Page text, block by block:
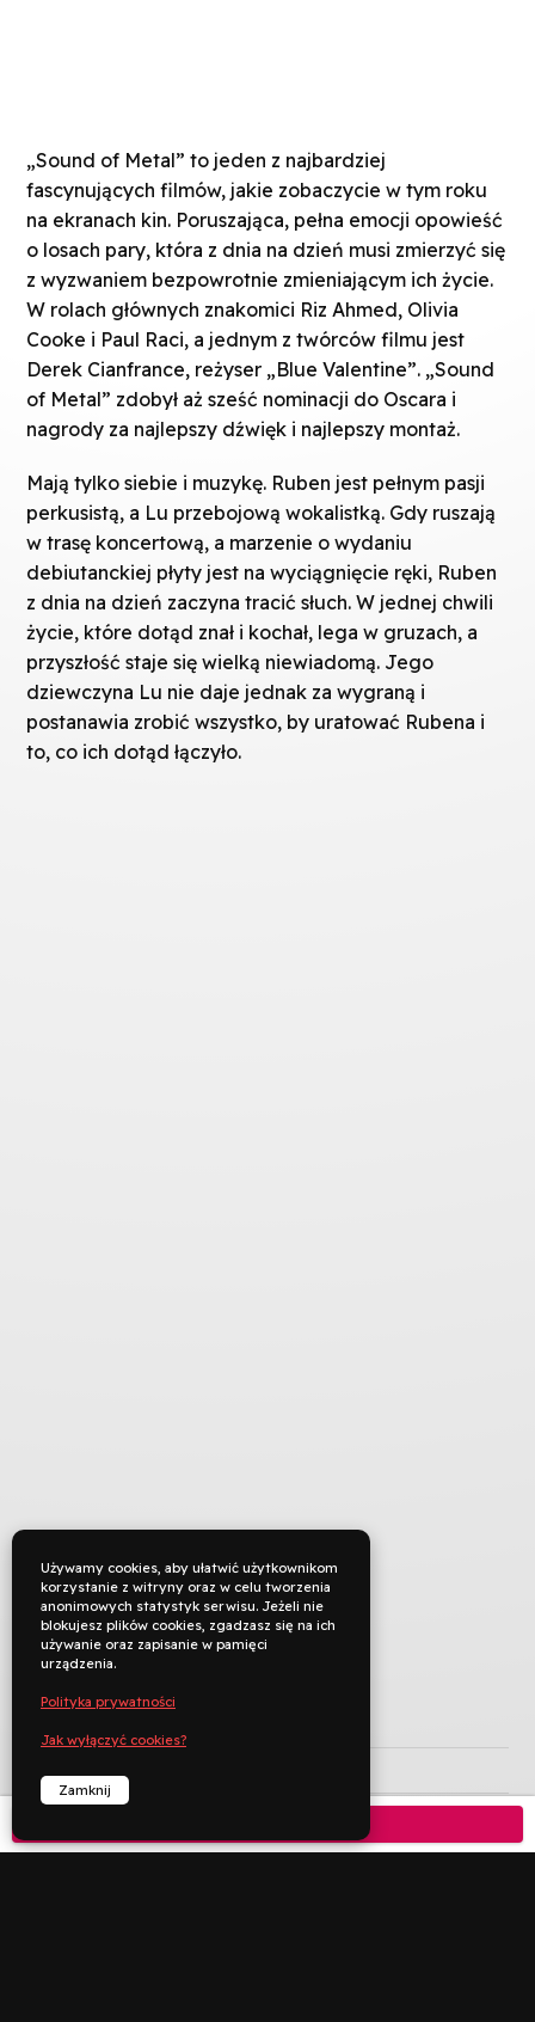
„Sound of Metal” to jeden z najbardziej
fascynujących filmów, jakie zobaczycie w tym roku
na ekranach kin. Poruszająca, pełna emocji opowieść
o losach pary, która z dnia na dzień musi zmierzyć się
z wyzwaniem bezpowrotnie zmieniającym ich życie.
W rolach głównych znakomici Riz Ahmed, Olivia
Cooke i Paul Raci, a jednym z twórców filmu jest
Derek Cianfrance, reżyser „Blue Valentine”. „Sound
of Metal” zdobył aż sześć nominacji do Oscara i
nagrody za najlepszy dźwięk i najlepszy montaż.
Mają tylko siebie i muzykę. Ruben jest pełnym pasji
perkusistą, a Lu przebojową wokalistką. Gdy ruszają
w trasę koncertową, a marzenie o wydaniu
debiutanckiej płyty jest na wyciągnięcie ręki, Ruben
z dnia na dzień zaczyna tracić słuch. W jednej chwili
życie, które dotąd znał i kochał, lega w gruzach, a
przyszłość staje się wielką niewiadomą. Jego
dziewczyna Lu nie daje jednak za wygraną i
postanawia zrobić wszystko, by uratować Rubena i
to, co ich dotąd łączyło.
Używamy cookies, aby ułatwić użytkownikom
korzystanie z witryny oraz w celu tworzenia
anonimowych statystyk serwisu. Jeżeli nie
blokujesz plików cookies, zgadzasz się na ich
używanie oraz zapisanie w pamięci
urządzenia.
Polityka prywatności
Jak wyłączyć cookies?
Zamknij